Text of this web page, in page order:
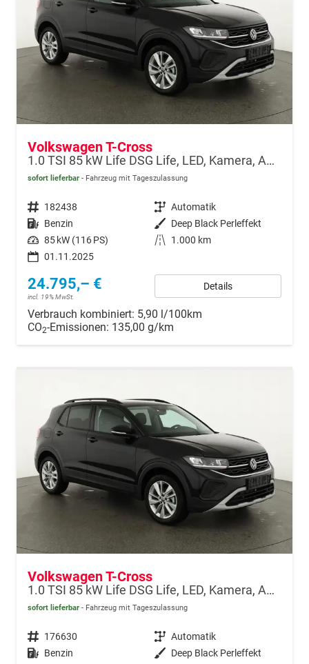
Volkswagen T-Cross
1.0 TSI 85 kW Life DSG Life, LED, Kamera, ACC, Side, Winter, 17-Zoll, 3-J. Garantie
sofort lieferbar Fahrzeug mit Tageszulassung
Fahrzeugnr. 182438 Getriebe Automatik
Kraftstoff Benzin Außenfarbe Deep Black Perleffekt
Leistung 85 kW (116 PS) Kilometerstand
1.000 km
01.11.2025
24.795,– €
incl. 19% MwSt.
Details
Verbrauch kombiniert: 5,90 l/100km
CO2-Emissionen: 135,00 g/km
Volkswagen T-Cross
1.0 TSI 85 kW Life DSG Life, LED, Kamera, ACC, Side, Winter, 17-Zoll, 3-J. Garantie
sofort lieferbar Fahrzeug mit Tageszulassung
Fahrzeugnr. 176630 Getriebe Automatik
Kraftstoff Benzin Außenfarbe Deep Black Perleffekt